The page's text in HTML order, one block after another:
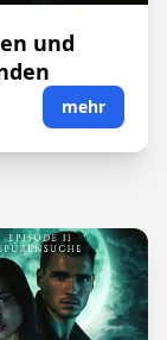
und
mehr